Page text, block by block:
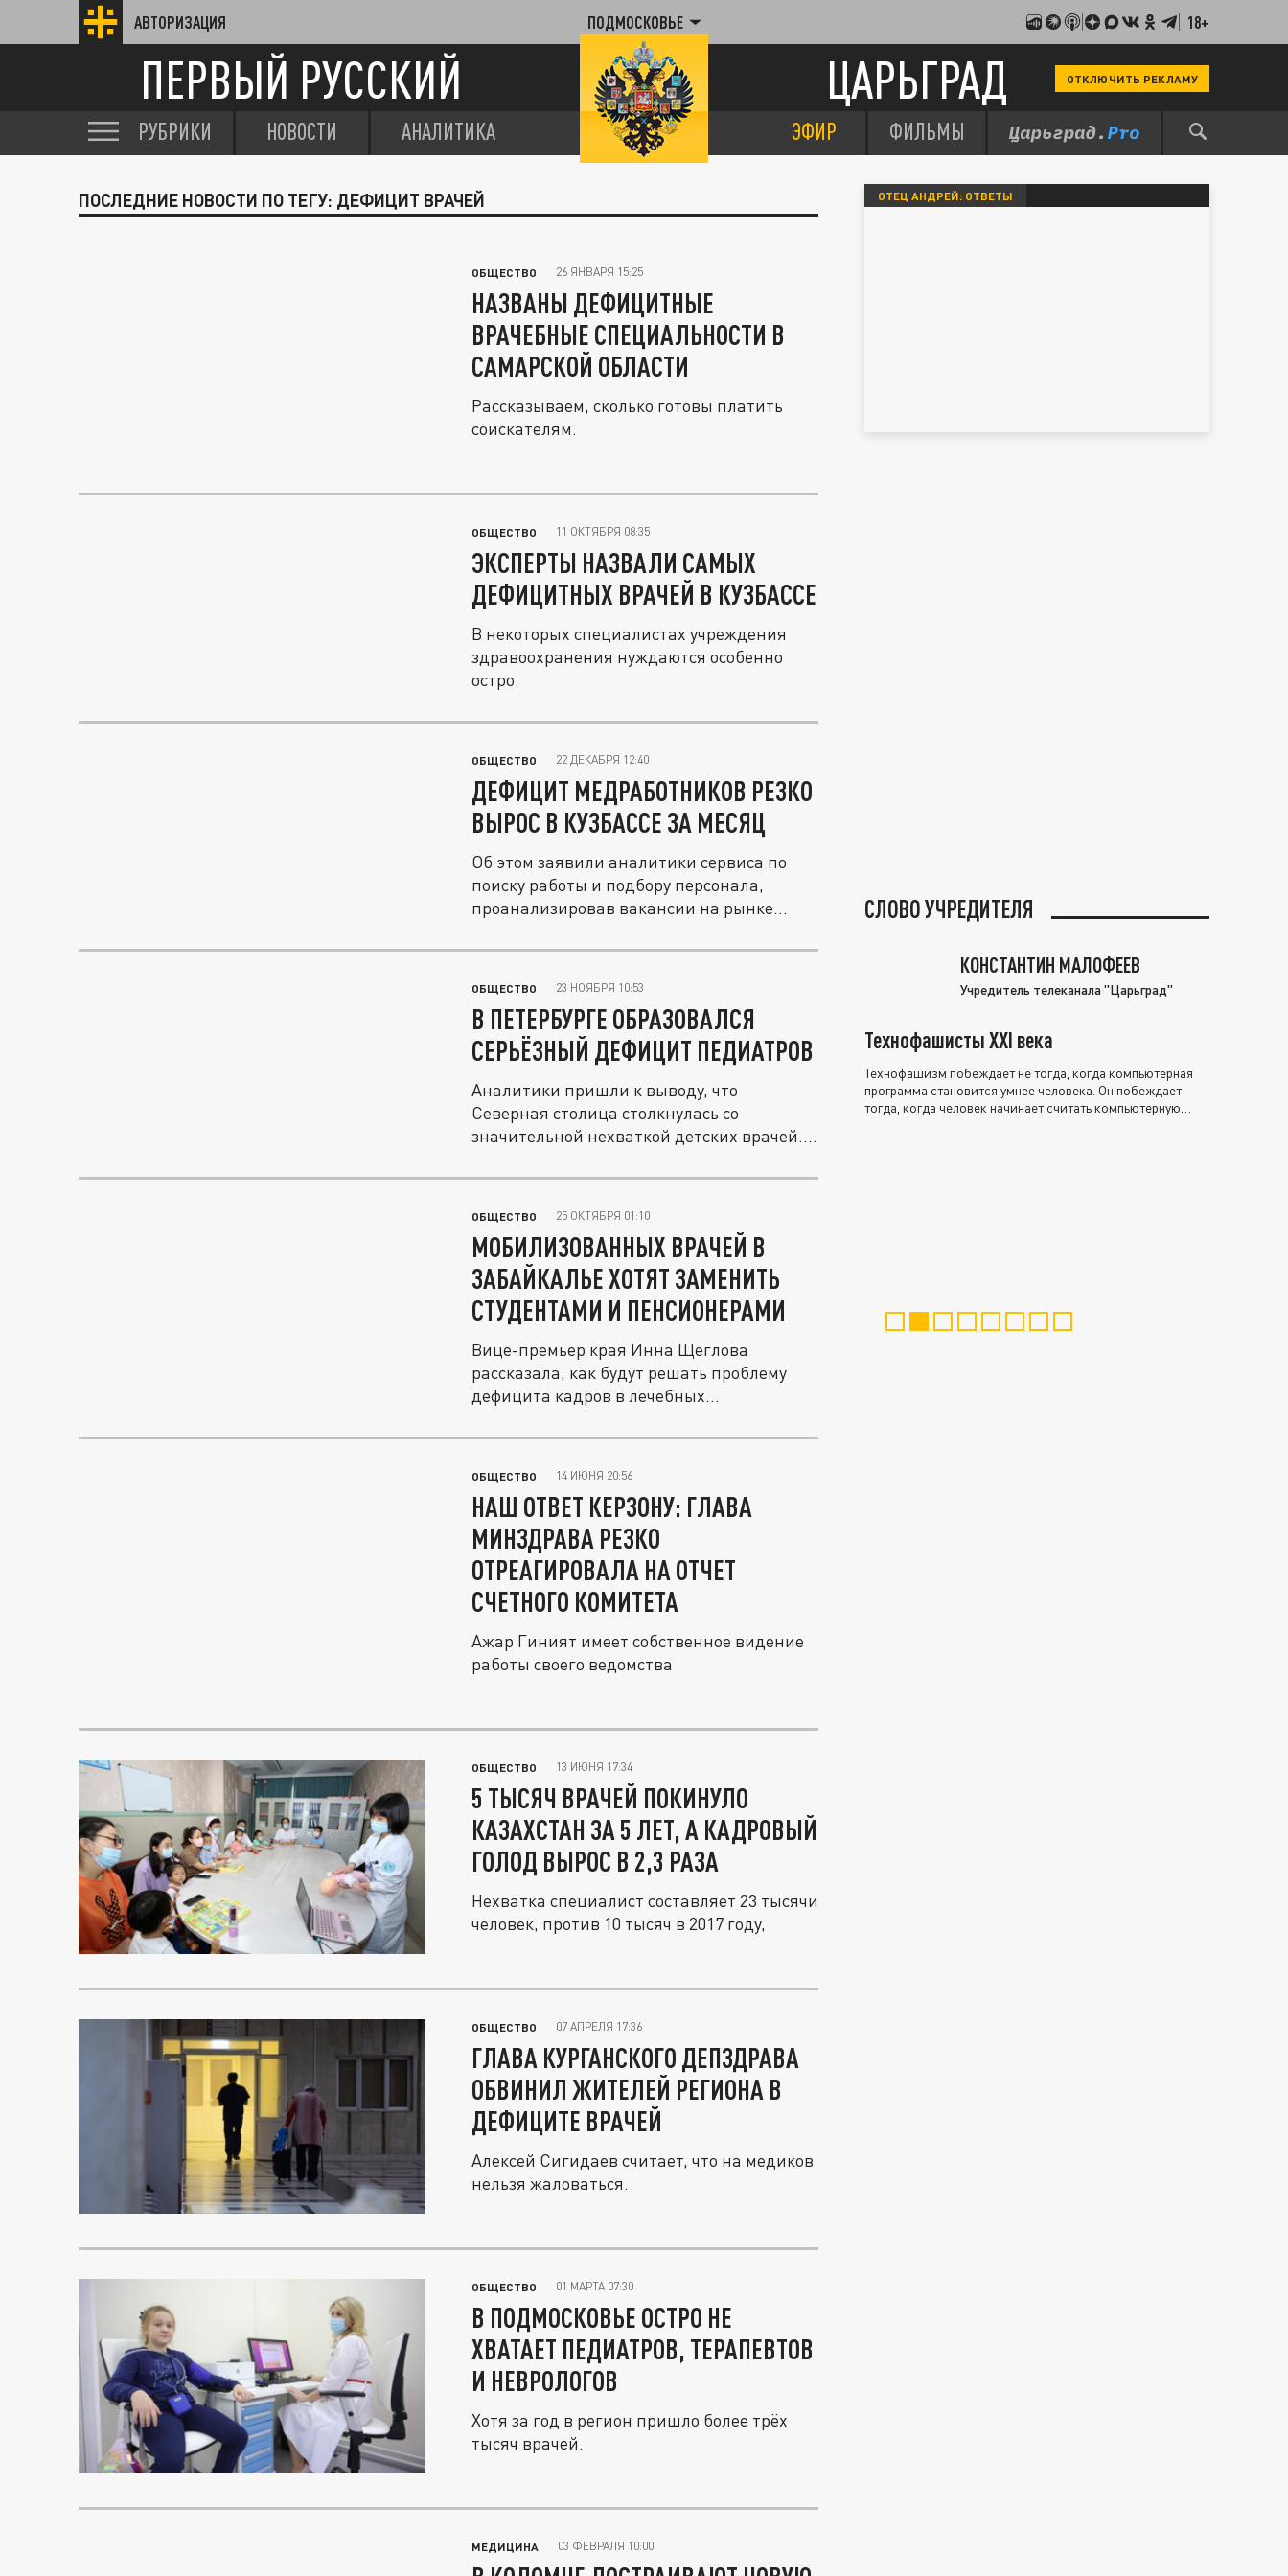
АВТОРИЗАЦИЯ ПОДМОСКОВЬЕ 18+
ПЕРВЫЙ РУССКИЙ ЦАРЬГРАД ОТКЛЮЧИТЬ РЕКЛАМУ
РУБРИКИ НОВОСТИ АНАЛИТИКА ЭФИР ФИЛЬМЫ
ПОСЛЕДНИЕ НОВОСТИ ПО ТЕГУ: ДЕФИЦИТ ВРАЧЕЙ
ОБЩЕСТВО 26 ЯНВАРЯ 15:25
НАЗВАНЫ ДЕФИЦИТНЫЕ
ВРАЧЕБНЫЕ СПЕЦИАЛЬНОСТИ В
САМАРСКОЙ ОБЛАСТИ
Рассказываем, сколько готовы платить
соискателям.
ОБЩЕСТВО 11 ОКТЯБРЯ 08:35
ЭКСПЕРТЫ НАЗВАЛИ САМЫХ
ДЕФИЦИТНЫХ ВРАЧЕЙ В КУЗБАССЕ
В некоторых специалистах учреждения
здравоохранения нуждаются особенно
остро.
ОБЩЕСТВО 22 ДЕКАБРЯ 12:40
ДЕФИЦИТ МЕДРАБОТНИКОВ РЕЗКО
ВЫРОС В КУЗБАССЕ ЗА МЕСЯЦ
Об этом заявили аналитики сервиса по
поиску работы и подбору персонала,
проанализировав вакансии на рынке...
ОБЩЕСТВО 23 НОЯБРЯ 10:53
В ПЕТЕРБУРГЕ ОБРАЗОВАЛСЯ
СЕРЬЁЗНЫЙ ДЕФИЦИТ ПЕДИАТРОВ
Аналитики пришли к выводу, что
Северная столица столкнулась со
значительной нехваткой детских врачей.
ОБЩЕСТВО 25 ОКТЯБРЯ 01:10
МОБИЛИЗОВАННЫХ ВРАЧЕЙ В
ЗАБАЙКАЛЬЕ ХОТЯТ ЗАМЕНИТЬ
СТУДЕНТАМИ И ПЕНСИОНЕРАМИ
Вице-премьер края Инна Щеглова
рассказала, как будут решать проблему
дефицита кадров в лечебных
ОБЩЕСТВО 14 ИЮНЯ 20:56
НАШ ОТВЕТ КЕРЗОНУ: ГЛАВА
МИНЗДРАВА РЕЗКО
ОТРЕАГИРОВАЛА НА ОТЧЕТ
СЧЕТНОГО КОМИТЕТА
Ажар Гиният имеет собственное видение
работы своего ведомства
ОБЩЕСТВО 13 ИЮНЯ 17:34
5 ТЫСЯЧ ВРАЧЕЙ ПОКИНУЛО
КАЗАХСТАН ЗА 5 ЛЕТ, А КАДРОВЫЙ
ГОЛОД ВЫРОС В 2,3 РАЗА
Нехватка специалист составляет 23 тысячи
человек, против 10 тысяч в 2017 году,
ОБЩЕСТВО 07 АПРЕЛЯ 17:36
ГЛАВА КУРГАНСКОГО ДЕПЗДРАВА
ОБВИНИЛ ЖИТЕЛЕЙ РЕГИОНА В
ДЕФИЦИТЕ ВРАЧЕЙ
Алексей Сигидаев считает, что на медиков
нельзя жаловаться.
ОБЩЕСТВО 01 МАРТА 07:30
В ПОДМОСКОВЬЕ ОСТРО НЕ
ХВАТАЕТ ПЕДИАТРОВ, ТЕРАПЕВТОВ
И НЕВРОЛОГОВ
Хотя за год в регион пришло более трёх
тысяч врачей.
МЕДИЦИНА 03 ФЕВРАЛЯ 10:00
ОТЕЦ АНДРЕЙ: ОТВЕТЫ
СЛОВО УЧРЕДИТЕЛЯ
КОНСТАНТИН МАЛОФЕЕВ
Учредитель телеканала "Царьград"
Технофашисты XXI века
Технофашизм побеждает не тогда, когда компьютерная
программа становится умнее человека. Он побеждает
тогда, когда человек начинает считать компьютерную